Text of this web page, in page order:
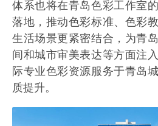
体系也将在青岛色彩工作室
落地，推动色彩标准、色彩
生活场景更紧密结合，为青
间和城市审美表达等方面注
际专业色彩资源服务于青岛
质提升。